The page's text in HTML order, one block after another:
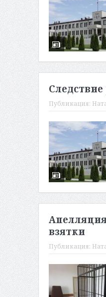
Публикация:
взятки
Публикация: